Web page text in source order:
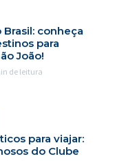
Brasil: conheça
para
João!
de leitura
para viajar:
do Clube